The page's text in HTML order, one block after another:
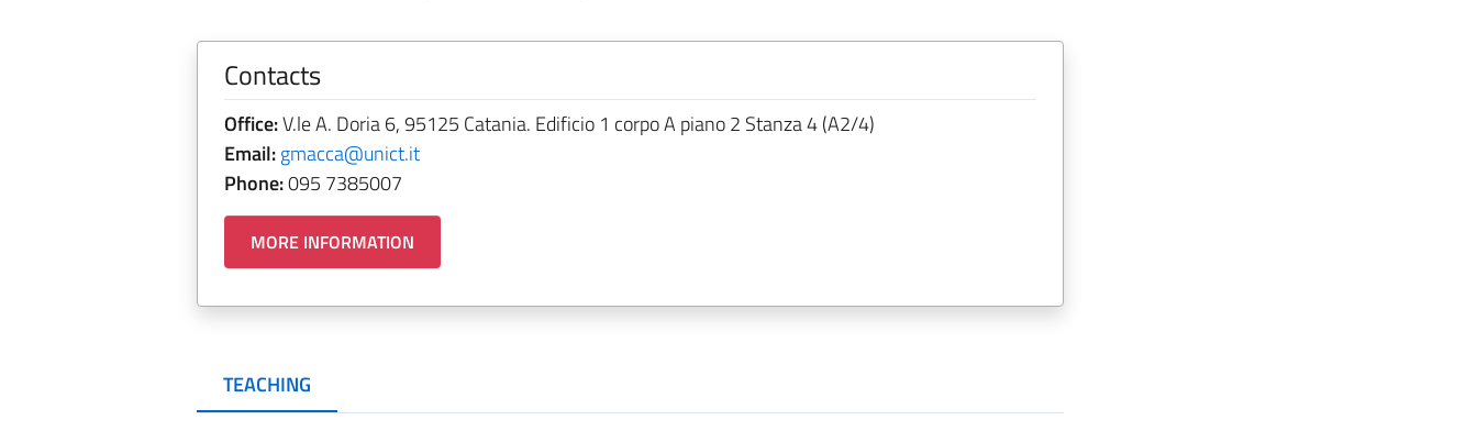
Contacts
Office:V.le A. Doria 6, 95125 Catania. Edificio 1 corpo A piano 2 Stanza 4 (A2/4)
Email:gmacca@unict.it
Phone:095 7385007
MORE INFORMATION
TEACHING